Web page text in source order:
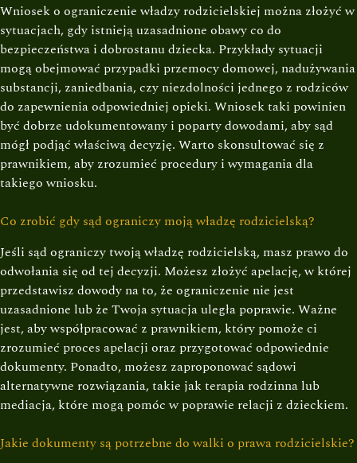
Wniosek o ograniczenie władzy rodzicielskiej można złożyć w
sytuacjach, gdy istnieją uzasadnione obawy co do
bezpieczeństwa i dobrostanu dziecka. Przykłady sytuacji
mogą obejmować przypadki przemocy domowej, nadużywania
substancji, zaniedbania, czy niezdolności jednego z rodziców
do zapewnienia odpowiedniej opieki. Wniosek taki powinien
być dobrze udokumentowany i poparty dowodami, aby sąd
mógł podjąć właściwą decyzję. Warto skonsultować się z
prawnikiem, aby zrozumieć procedury i wymagania dla
takiego wniosku.
Co zrobić gdy sąd ograniczy moją władzę rodzicielską?
Jeśli sąd ograniczy twoją władzę rodzicielską, masz prawo do
odwołania się od tej decyzji. Możesz złożyć apelację, w której
przedstawisz dowody na to, że ograniczenie nie jest
uzasadnione lub że Twoja sytuacja uległa poprawie. Ważne
jest, aby współpracować z prawnikiem, który pomoże ci
zrozumieć proces apelacji oraz przygotować odpowiednie
dokumenty. Ponadto, możesz zaproponować sądowi
alternatywne rozwiązania, takie jak terapia rodzinna lub
mediacja, które mogą pomóc w poprawie relacji z dzieckiem.
Jakie dokumenty są potrzebne do walki o prawa rodzicielskie?